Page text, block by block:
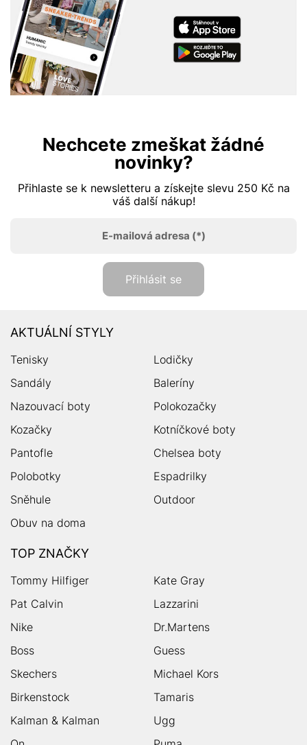
Nechcete zmeškat žádné
novinky?
Přihlaste se k newsletteru a získejte slevu 250 Kč na
váš další nákup!
E-mailová adresa (*)
Přihlásit se
AKTUÁLNÍ STYLY
Tenisky
Lodičky
Sandály
Baleríny
Nazouvací boty
Polokozačky
Kozačky
Kotníčkové boty
Pantofle
Chelsea boty
Polobotky
Espadrilky
Sněhule
Outdoor
Obuv na doma
TOP ZNAČKY
Tommy Hilfiger
Kate Gray
Pat Calvin
Lazzarini
Nike
Dr.Martens
Boss
Guess
Skechers
Michael Kors
Birkenstock
Tamaris
Kalman & Kalman
Ugg